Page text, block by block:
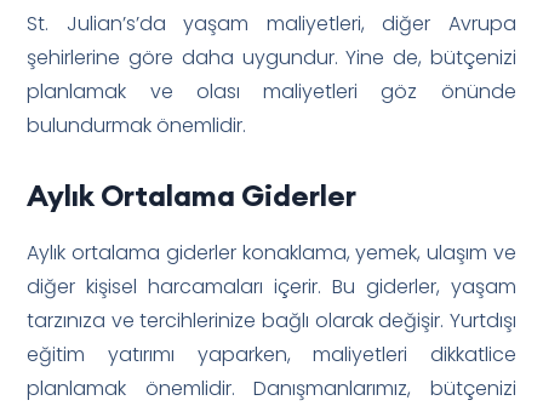
St. Julian’s’da yaşam maliyetleri, diğer Avrupa
şehirlerine göre daha uygundur. Yine de, bütçenizi
planlamak ve olası maliyetleri göz önünde
bulundurmak önemlidir.
Aylık Ortalama Giderler
Aylık ortalama giderler konaklama, yemek, ulaşım ve
diğer kişisel harcamaları içerir. Bu giderler, yaşam
tarzınıza ve tercihlerinize bağlı olarak değişir. Yurtdışı
eğitim yatırımı yaparken, maliyetleri dikkatlice
planlamak önemlidir. Danışmanlarımız, bütçenizi